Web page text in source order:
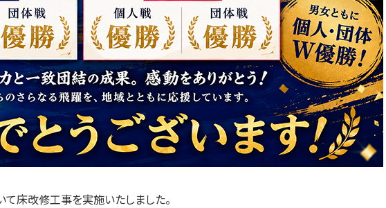
床改修工事を実施いたしました。